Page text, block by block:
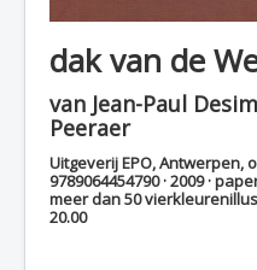
dak van de
van Jean-Paul
Peeraer
Uitgeverij EPO, Antwerpen,
9789064454790 · 2009 ·
meer dan 50
20.00